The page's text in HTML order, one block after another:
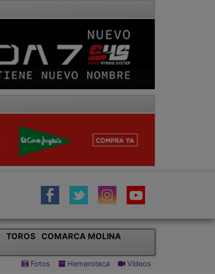
TOROS
COMARCA MOLINA
Fotos Hemeroteca Vídeos